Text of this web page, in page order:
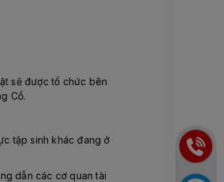
sẽ được tổ chức bên
Cổ.
tập sinh khác đang ở
dẫn các cơ quan tài